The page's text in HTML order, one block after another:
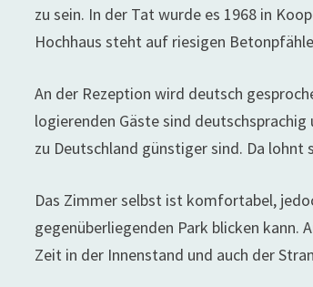
zu sein. In der Tat wurde es 1968 in
Hochhaus steht auf riesigen
An der Rezeption wird deutsch
logierenden Gäste sind deutschsprachig
zu Deutschland günstiger sind. Da lohnt
Das Zimmer selbst ist komfortabel,
gegenüberliegenden Park blicken
Zeit in der Innenstand und auch der